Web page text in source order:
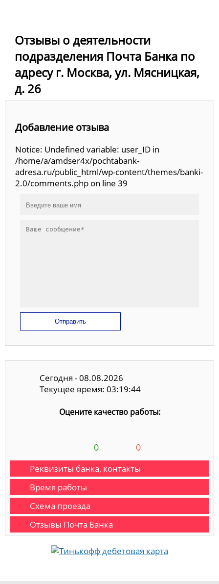
Отзывы о деятельности
подразделения Почта Банка по
адресу г. Москва, ул. Мясницкая,
д. 26
Добавление отзыва
Notice: Undefined variable: user_ID in
/home/a/amdser4x/pochtabank-
adresa.ru/public_html/wp-content/themes/banki-
2.0/comments.php on line 39
Отправить
Сегодня - 08.08.2026
Текущее время: 03:19:45
Оцените качество работы:
0 0
Реквизиты банка, контакты
Время работы
Схема проезда
Отзывы Почта Банка